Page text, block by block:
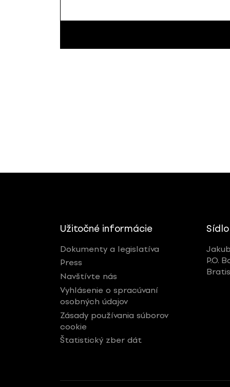
Užitočné informácie
Dokumenty a legislatíva
Press
Navštívte nás
Vyhlásenie o spracúvaní
osobných údajov
Zásady používania súborov
cookie
Štatistický zber dát
P.O.